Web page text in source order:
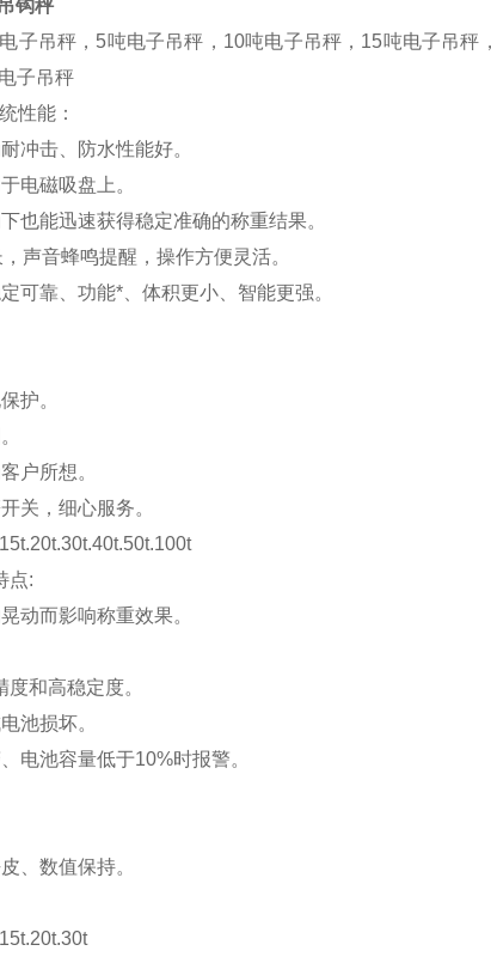
钩秤
子吊秤，5吨电子吊秤，10吨电子吊秤，15吨电子吊秤
子吊秤
性能：
冲击、防水性能好。
电磁吸盘上。
也能迅速获得稳定准确的称重结果。
声音蜂鸣提醒，操作方便灵活。
可靠、功能*、体积更小、智能更强。
护。
户所想。
关，细心服务。
点:
动而影响称重效果。
和高稳定度。
池损坏。
电池容量低于10%时报警。
、数值保持。